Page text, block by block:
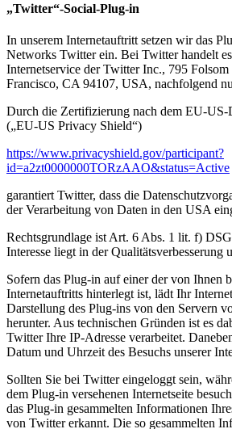
„Twitter“-Social-Plug-in
In unserem Internetauftritt setzen wir das
Networks Twitter ein. Bei Twitter handelt
Internetservice der Twitter Inc., 795 Folsom
Francisco, CA 94107, USA, nachfolgend
Durch die Zertifizierung nach dem EU-US-
(„EU-US Privacy Shield“)
https://www.privacyshield.gov/participant?
id=a2zt0000000TORzAAO&status=Active
garantiert Twitter, dass die
der Verarbeitung von Daten in den USA
Rechtsgrundlage ist Art. 6 Abs. 1 lit. f)
Interesse liegt in der Qualitätsverbesserung
Sofern das Plug-in auf einer der von Ihnen
Internetauftritts hinterlegt ist, lädt Ihr
Darstellung des Plug-ins von den Servern
herunter. Aus technischen Gründen ist es
Twitter Ihre IP-Adresse verarbeitet.
Datum und Uhrzeit des Besuchs unserer
Sollten Sie bei Twitter eingeloggt sein,
dem Plug-in versehenen Internetseite
das Plug-in gesammelten Informationen
von Twitter erkannt. Die so gesammelten